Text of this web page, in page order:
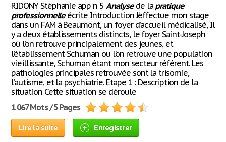
RIDONY Stéphanie app n 5 Analysede la pratique
professionnelleécrite Introduction J’effectue mon stage
dans un FAM à Beaumont, un foyer d’accueil médicalisé, Il
y a deux établissements distincts, le foyer Saint-Joseph
où l’on retrouve principalement des jeunes, et
l’établissement Schuman ou l’on retrouve une population
vieillissante, Schuman étant mon secteur référent. Les
pathologies principales retrouvée sont la trisomie,
l’autisme, et la psychiatrie. Etape 1 : Description de la
situation Cette situation se déroule
1 067 Mots / 5 Pages
Lire la suite Enregistrer